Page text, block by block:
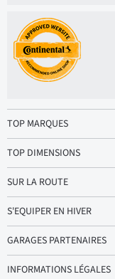
TOP MARQUES
TOP DIMENSIONS
SUR LA ROUTE
S'EQUIPER EN HIVER
GARAGES PARTENAIRES
INFORMATIONS LÉGALES